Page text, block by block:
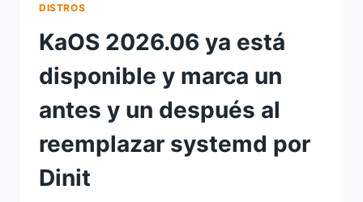
DISTROS
KaOS 2026.06 ya está
disponible y marca un
antes y un después al
reemplazar systemd por
Dinit